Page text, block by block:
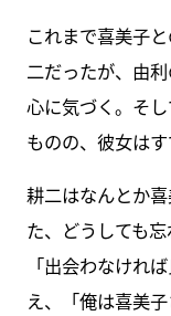
これまで喜美子
二だったが、由
心に気づく。そ
ものの、彼女は
耕二はなんとか
た、どうしても
「出会わなけれ
え、「俺は喜美